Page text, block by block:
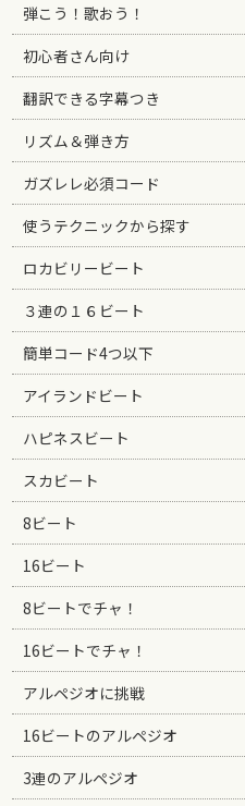
弾こう！歌おう！
初心者さん向け
翻訳できる字幕つき
リズム＆弾き方
ガズレレ必須コード
使うテクニックから探す
ロカビリービート
３連の１６ビート
簡単コード4つ以下
アイランドビート
ハピネスビート
スカビート
8ビート
16ビート
8ビートでチャ！
16ビートでチャ！
アルペジオに挑戦
16ビートのアルペジオ
3連のアルペジオ